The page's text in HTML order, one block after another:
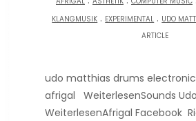
KLANGMUSIK . EXPERIMENTAL . UDO
ARTICLE
udo matthias drums
afrigal WeiterlesenSounds
WeiterlesenAfrigal Facebook